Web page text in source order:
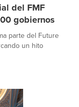
del FMF
gobiernos
parte del Future
un hito